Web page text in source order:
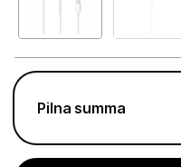
Skaļruņi
Bezvadu skaļruņi
Pilna summa